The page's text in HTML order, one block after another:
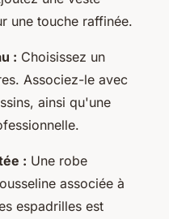
une touche raffinée.
: Choisissez un
Associez-le avec
ainsi qu'une
: Une robe
associée à
espadrilles est